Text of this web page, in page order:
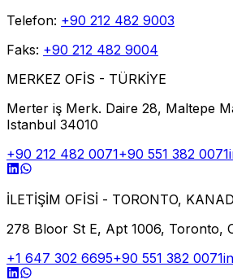
Telefon: +90 212 482 9003
Faks: +90 212 482 9004
MERKEZ OFİS - TÜRKİYE
Merter iş Merk. Daire 28, Maltepe
Istanbul 34010
+90 212 482 0071+90 551 382 0071
İLETİŞİM OFİSİ - TORONTO,
278 Bloor St E, Apt 1006, Toronto,
+1 647 302 6695+90 551 382 0071